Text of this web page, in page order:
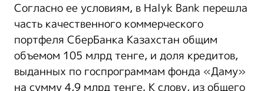
Согласно ее условиям, в Halyk Bank перешла
часть качественного коммерческого
портфеля СберБанка Казахстан общим
объемом 105 млрд тенге, и доля кредитов,
выданных по госпрограммам фонда «Даму»
на сумму 4,9 млрд тенге. К слову, из общего